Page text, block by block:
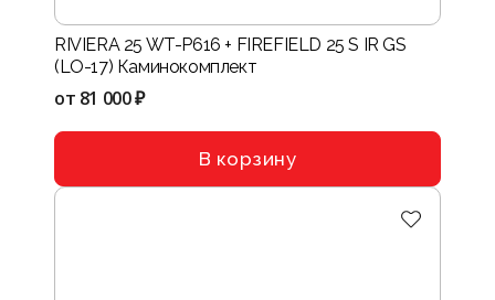
RIVIERA 25 WT-P616 + FIREFIELD 25 S IR GS
(LO-17) Каминокомплект
от 81 000 ₽
В корзину